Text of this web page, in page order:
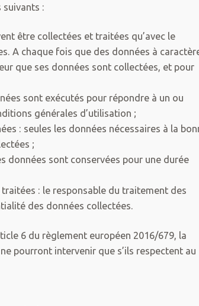
:
être collectées et traitées qu’avec le
A chaque fois que des données à
que ses données sont collectées, et pour
sont exécutés pour répondre à un ou
générales d’utilisation ;
: seules les données nécessaires à la
;
données sont conservées pour une durée
: le responsable du traitement des
des données collectées.
6 du règlement européen 2016/679, la
pourront intervenir que s’ils respectent au